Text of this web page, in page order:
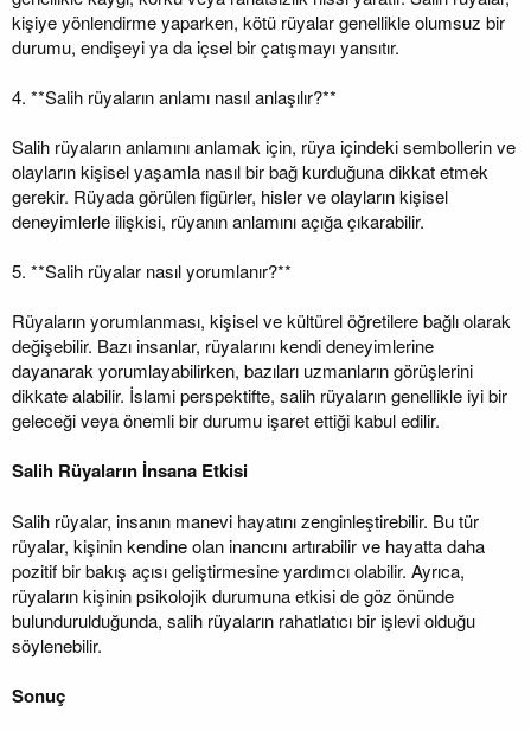
kişiye yönlendirme yaparken, kötü rüyalar genellikle olumsuz bir
durumu, endişeyi ya da içsel bir çatışmayı yansıtır.
4. **Salih rüyaların anlamı nasıl anlaşılır?**
Salih rüyaların anlamını anlamak için, rüya içindeki sembollerin ve
olayların kişisel yaşamla nasıl bir bağ kurduğuna dikkat etmek
gerekir. Rüyada görülen figürler, hisler ve olayların kişisel
deneyimlerle ilişkisi, rüyanın anlamını açığa çıkarabilir.
5. **Salih rüyalar nasıl yorumlanır?**
Rüyaların yorumlanması, kişisel ve kültürel öğretilere bağlı olarak
değişebilir. Bazı insanlar, rüyalarını kendi deneyimlerine
dayanarak yorumlayabilirken, bazıları uzmanların görüşlerini
dikkate alabilir. İslami perspektifte, salih rüyaların genellikle iyi bir
geleceği veya önemli bir durumu işaret ettiği kabul edilir.
Salih Rüyaların İnsana Etkisi
Salih rüyalar, insanın manevi hayatını zenginleştirebilir. Bu tür
rüyalar, kişinin kendine olan inancını artırabilir ve hayatta daha
pozitif bir bakış açısı geliştirmesine yardımcı olabilir. Ayrıca,
rüyaların kişinin psikolojik durumuna etkisi de göz önünde
bulundurulduğunda, salih rüyaların rahatlatıcı bir işlevi olduğu
söylenebilir.
Sonuç